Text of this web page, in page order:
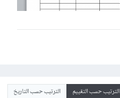
الترتيب حسب التقييم الترتيب حسب التاريخ